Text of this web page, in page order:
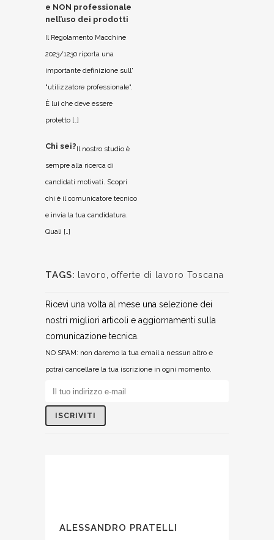
e NON professionale
nell’uso dei prodotti
Il Regolamento Macchine
2023/1230 riporta una
importante definizione sull'
"utilizzatore professionale".
È lui che deve essere
protetto […]
Chi sei?Il nostro studio è
sempre alla ricerca di
candidati motivati. Scopri
chi è il comunicatore tecnico
e invia la tua candidatura.
Quali […]
TAGS: lavoro, offerte di lavoro Toscana
Ricevi una volta al mese una selezione dei
nostri migliori articoli e aggiornamenti sulla
comunicazione tecnica.
NO SPAM: non daremo la tua email a nessun altro e
potrai cancellare la tua iscrizione in ogni momento.
ALESSANDRO PRATELLI